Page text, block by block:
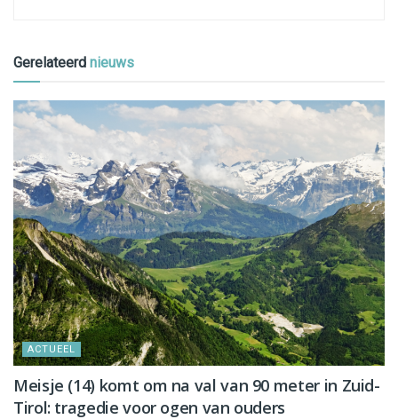
Gerelateerd nieuws
ACTUEEL
Meisje (14) komt om na val van 90 meter in Zuid-
Tirol: tragedie voor ogen van ouders